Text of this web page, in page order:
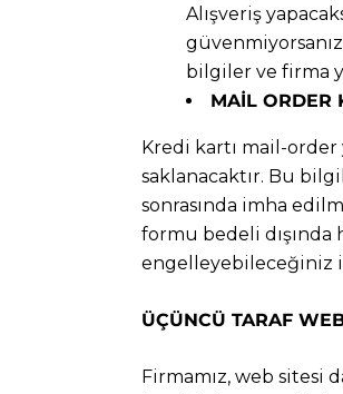
Alışveriş
bilgiler ve firma
MAİL ORDER
Kredi kartı mail-
saklanacaktır. Bu
sonrasında imha
formu bedeli
engelleyebileceğiniz
ÜÇÜNCÜ TARAF
Firmamız, web sitesi